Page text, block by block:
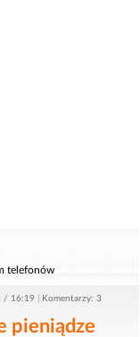
telefonów
/ 16:19 Komentarzy: 3
pieniądze